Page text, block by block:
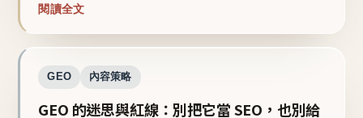
閱讀全文
GEO 內容策略
GEO 的迷思與紅線：別把它當 SEO，也別給